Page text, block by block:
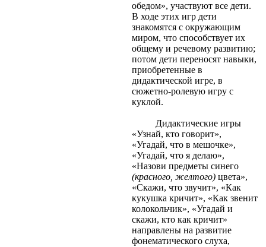
обедом», участвуют все дети.
В ходе этих игр дети
знакомятся с окружающим
миром, что способствует их
общему и речевому развитию;
потом дети переносят навыки,
приобретенные в
дидактической игре, в
сюжетно-ролевую игру с
куклой.
Дидактические игры
«Узнай, кто говорит»,
«Угадай, что в мешочке»,
«Угадай, что я делаю»,
«Назови предметы синего
(красного, желтого)цвета»,
«Скажи, что звучит», «Как
кукушка кричит», «Как звенит
колокольчик», «Угадай и
скажи, кто как кричит»
направлены на развитие
фонематического слуха,